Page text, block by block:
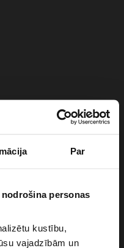
Par
personas
kustību,
vajadzībām un